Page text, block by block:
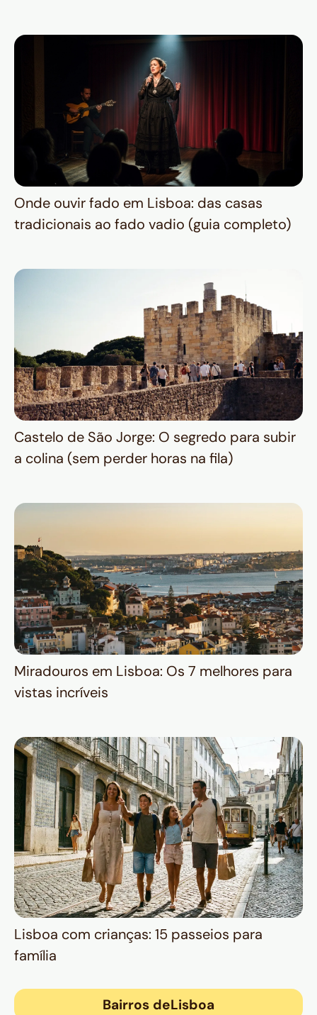
Onde ouvir fado em Lisboa: das casas
tradicionais ao fado vadio (guia completo)
Castelo de São Jorge: O segredo para subir
a colina (sem perder horas na fila)
Miradouros em Lisboa: Os 7 melhores para
vistas incríveis
Lisboa com crianças: 15 passeios para
família
Bairros deLisboa